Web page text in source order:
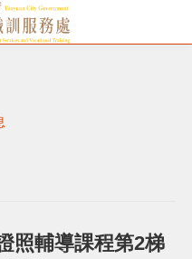
照輔導課程第2梯